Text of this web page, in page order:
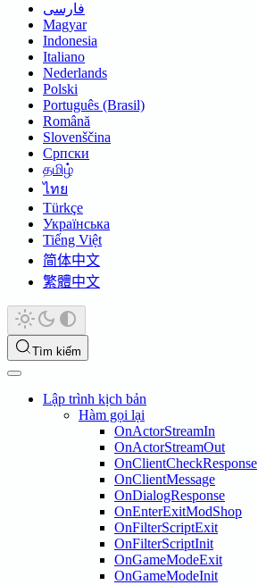
فارسی
Magyar
Indonesia
Italiano
Nederlands
Polski
Português (Brasil)
Română
Slovenščina
Српски
தமிழ்
ไทย
Türkçe
Українська
Tiếng Việt
简体中文
繁體中文
Tìm kiếm
Lập trình kịch bản
Hàm gọi lại
OnActorStreamIn
OnActorStreamOut
OnClientCheckResponse
OnClientMessage
OnDialogResponse
OnEnterExitModShop
OnFilterScriptExit
OnFilterScriptInit
OnGameModeExit
OnGameModeInit